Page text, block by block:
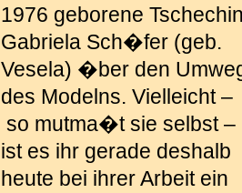
1976 geborene
Gabriela Sch�fer (geb.
Vesela) �ber den
des Modelns. Vielleicht –
so mutma�t sie selbst –
ist es ihr gerade deshalb
heute bei ihrer Arbeit ein